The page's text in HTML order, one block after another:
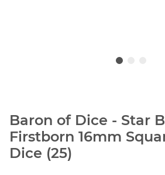
Baron of Dice - Star
Firstborn 16mm
Dice (25)